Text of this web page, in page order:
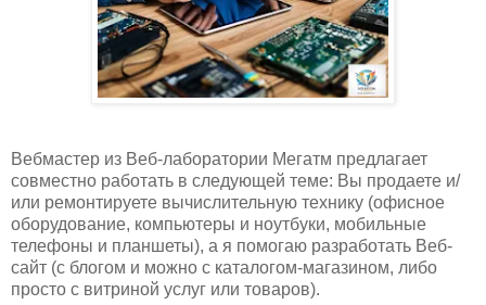
Вебмастер из Веб-лаборатории Мегатм предлагает
совместно работать в следующей теме: Вы продаете и/
или ремонтируете вычислительную технику (офисное
оборудование, компьютеры и ноутбуки, мобильные
телефоны и планшеты), а я помогаю разработать Веб-
сайт (с блогом и можно с каталогом-магазином, либо
просто с витриной услуг или товаров).